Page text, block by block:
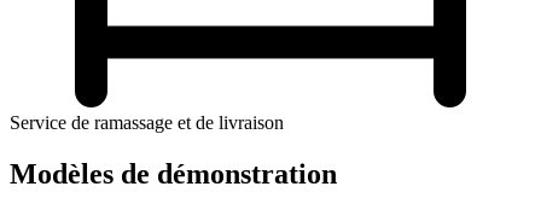
Service de ramassage et de livraison
Modèles de démonstration